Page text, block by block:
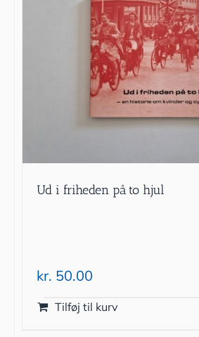
Ud i friheden på to hjul
kr. 50.00
Tilføj til kurv